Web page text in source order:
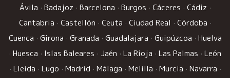
Ávila · Badajoz · Barcelona · Burgos · Cáceres · Cádiz ·
Cantabria · Castellón · Ceuta · Ciudad Real · Córdoba ·
Cuenca · Girona · Granada · Guadalajara · Guipúzcoa · Huelva
· Huesca · Islas Baleares · Jaén · La Rioja · Las Palmas · León
· Lleida · Lugo · Madrid · Málaga · Melilla · Murcia · Navarra ·